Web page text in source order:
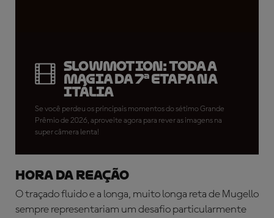
SLOWMOTION: Toda a
magia da 7ª Etapa na
Itália
Se você perdeu os principais momentos do sétimo Grande
Prêmio de 2026, aproveite agora para rever as imagens na
super câmera lenta!
HORA DA REAÇÃO
O traçado fluido e a longa, muito longa reta de Mugello
sempre representariam um desafio particularmente